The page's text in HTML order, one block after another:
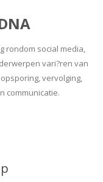
rondom social media,
vari?ren van
vervolging,
communicatie.